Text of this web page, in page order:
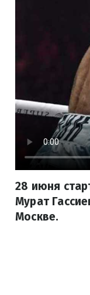
28 июня
Мурат
Москве.